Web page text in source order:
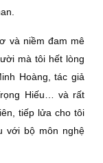
và niềm đam mê
mà tôi hết lòng
Hoàng, tác giả
Hiếu… và rất
tiếp lửa cho tôi
với bộ môn nghệ